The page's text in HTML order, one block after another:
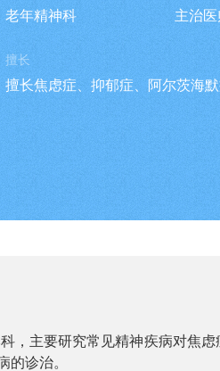
老年精神科 主治
擅长
擅长焦虑症、抑郁症、阿尔茨海
，主要研究常见精神疾病对焦
的诊治。